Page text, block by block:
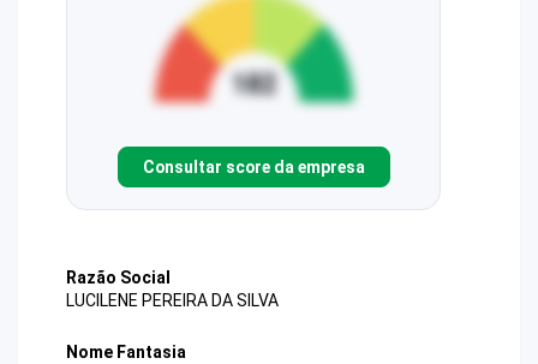
Consultar score da empresa
Razão Social
LUCILENE PEREIRA DA SILVA
Nome Fantasia